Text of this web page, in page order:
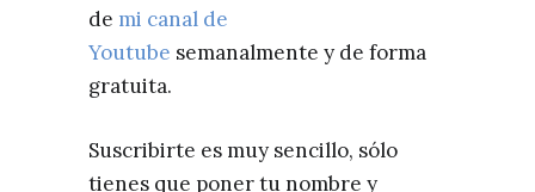
de mi canal de
Youtube semanalmente y de forma
gratuita.
Suscribirte es muy sencillo, sólo
tienes que poner tu nombre y